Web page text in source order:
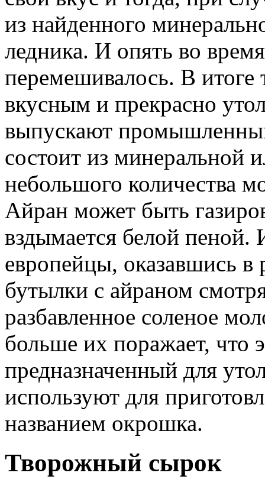
из найденного
ледника. И опять во
перемешивалось. В итоге
вкусным и прекрасно
выпускают
состоит из минеральной
небольшого количества
Айран может быть
вздымается белой
европейцы, оказавшись в
бутылки с айраном
разбавленное соленое
больше их поражает, что
предназначенный для
используют для
названием окрошка.
Творожный сырок